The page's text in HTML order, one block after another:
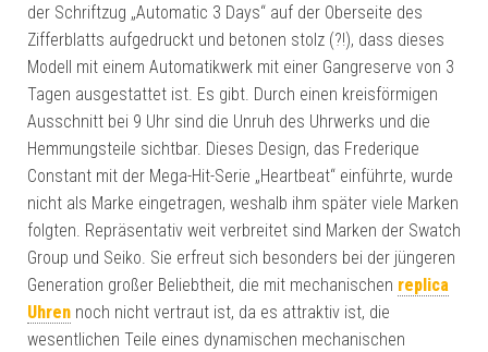
der Schriftzug „Automatic 3 Days“ auf der Oberseite des
Zifferblatts aufgedruckt und betonen stolz (?!), dass dieses
Modell mit einem Automatikwerk mit einer Gangreserve von 3
Tagen ausgestattet ist. Es gibt. Durch einen kreisförmigen
Ausschnitt bei 9 Uhr sind die Unruh des Uhrwerks und die
Hemmungsteile sichtbar. Dieses Design, das Frederique
Constant mit der Mega-Hit-Serie „Heartbeat“ einführte, wurde
nicht als Marke eingetragen, weshalb ihm später viele Marken
folgten. Repräsentativ weit verbreitet sind Marken der Swatch
Group und Seiko. Sie erfreut sich besonders bei der jüngeren
Generation großer Beliebtheit, die mit mechanischen replica
Uhren noch nicht vertraut ist, da es attraktiv ist, die
wesentlichen Teile eines dynamischen mechanischen